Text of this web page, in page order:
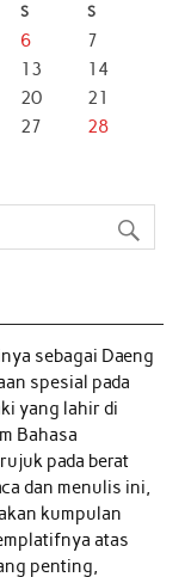
S S
6
7
13
14
20
21
27
28
sebagai Daeng
spesial pada
yang lahir di
Bahasa
pada berat
dan menulis ini,
kumpulan
atas
penting,